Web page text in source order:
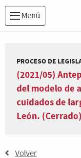
Menú
PROCESO DE
(2021/05)
del modelo de
cuidados de
León. (Cerrado)
Volver